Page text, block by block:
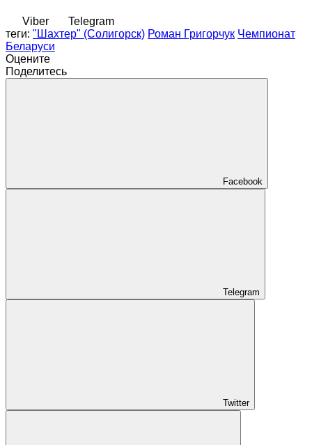
Viber
Telegram
теги: "Шахтер" (Солигорск) Роман Григорчук Чемпионат
Беларуси
Оцените
Поделитесь
Facebook
Telegram
Twitter